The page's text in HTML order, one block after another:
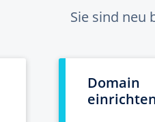
Sie sind neu
Domain